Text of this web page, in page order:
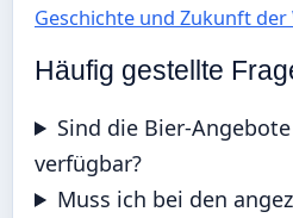
Geschichte und Zukunft der
Häufig gestellte
Sind die Bier-
verfügbar?
Muss ich bei den